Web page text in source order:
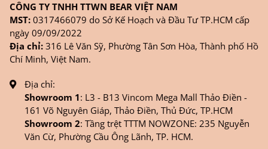
CÔNG TY TNHH TTWN BEAR VIỆT NAM
MST: 0317466079 do Sở Kế Hoạch và Đầu Tư TP.HCM cấp
ngày 09/09/2022
Địa chỉ: 316 Lê Văn Sỹ, Phường Tân Sơn Hòa, Thành phố Hồ
Chí Minh, Việt Nam.
Địa chỉ:
Showroom 1: L3 - B13 Vincom Mega Mall Thảo Điền -
161 Võ Nguyên Giáp, Thảo Điền, Thủ Đức, TP.HCM
Showroom 2: Tầng trệt TTTM NOWZONE: 235 Nguyễn
Văn Cừ, Phường Cầu Ông Lãnh, TP. HCM.